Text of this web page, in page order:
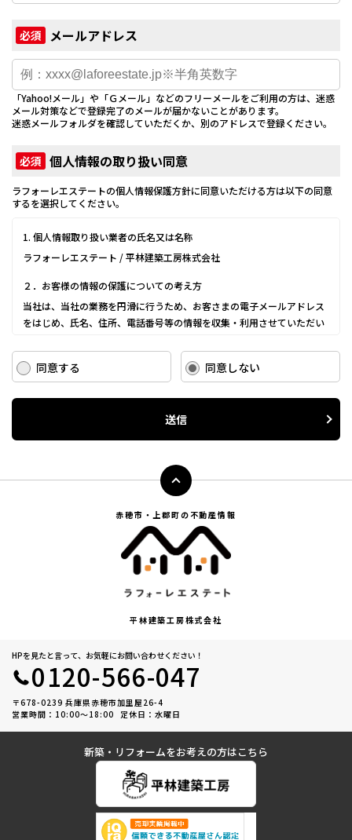
必須 メールアドレス
「Yahoo!メール」や「Ｇメール」などのフリーメールをご利用の方は、迷惑
メール対策などで登録完了のメールが届かないことがあります。
迷惑メールフォルダを確認していただくか、別のアドレスで登録ください。
必須 個人情報の取り扱い同意
ラフォーレエステートの個人情報保護方針に同意いただける方は以下の同意
するを選択してください。
1. 個人情報取り扱い業者の氏名又は名称
ラフォーレエステート / 平林建築工房株式会社
２．お客様の情報の保護についての考え方
当社は、当社の業務を円滑に行うため、お客さまの電子メールアドレス
をはじめ、氏名、住所、電話番号等の情報を収集・利用させていただい
当社は、これらのお客さまの個人情報（以下「お客さま情報」といいま
す。）の適正な保護を重大な責務と認識し、この責務を果たすために、
法令を遵守し、適切に取り扱います。また、適宜取扱いの改善に努めま
す。
ます。また、取引先等に対しても適切にお客さま情報を取り扱うように
し、その利用目的にしたがってお客さま情報を取り扱います。
(4) お客さま情報の漏洩、紛失、改ざん等を防止するために必要な 対策
を講じて適切な管理を行います。
(5) 保有するお客さま情報について、お客さま本人からの開示、訂正、削
除、利用停止の依頼を所定の窓口でお受けして、誠意をもって対応いた
具体的には、以下の内容に従ってお客さま情報の取り扱いをいたしま
３．お客様の情報の利用目的
当社は、不動産についてのサービスをお客さまにご利用いただくにあた
り、各種の申込みの受付、訪問、提案、見積、各種の工事やサービス提
供等の機会に、当社が直接あるいは協力会社又は業務委託先等を通じ
て、お客さまの個人情報（お客さまの電子メールアドレス、氏名、住
所、電話番号等）を取得いたしますが、これらの個人情報は下記の目的
に利用させていただきます。
(1) 不動産についてのサービスの提供
(2) 不動産についてのサービスのアフターサービスの提供
(3) 不動産についてのサービスのお知らせ・ＰＲ、調査・データ集積、研
同意する 同意しない
送信
赤穂市・上郡町の不動産情報
平林建築工房株式会社
HPを見たと言って、お気軽にお問い合わせください！
0120-566-047
〒678-0239 兵庫県赤穂市加里屋26-4
営業時間：10:00〜18:00
定休日：水曜日
新築・リフォームをお考えの方はこちら